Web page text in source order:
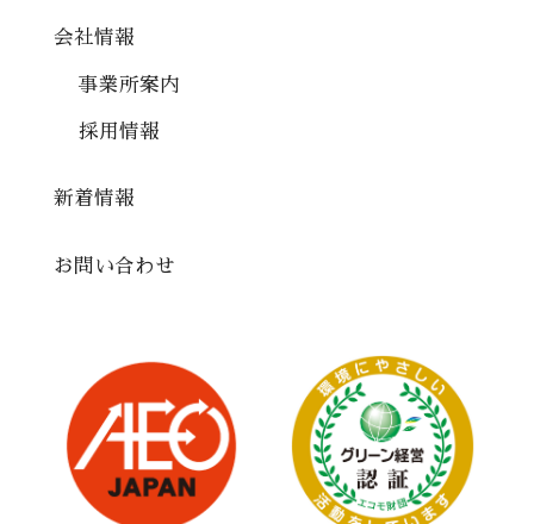
会社情報
事業所案内
採用情報
新着情報
お問い合わせ